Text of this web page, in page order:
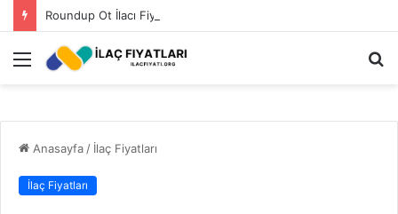
Roundup Ot İlacı Fiyatı 2023
Menü
Anasayfa/ İlaç Fiyatları
İlaç Fiyatları